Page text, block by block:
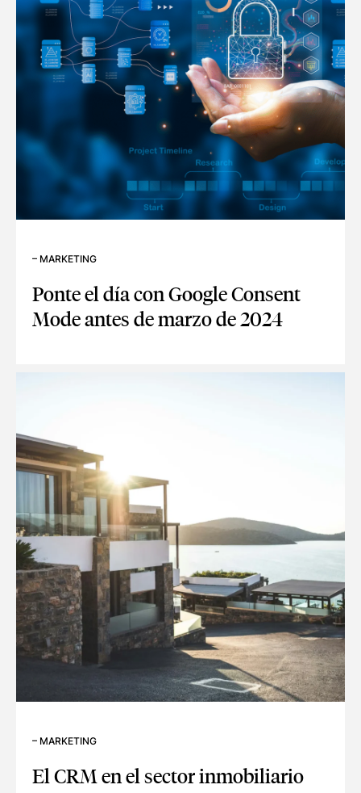
– MARKETING
Ponte el día con Google Consent
Mode antes de marzo de 2024
– MARKETING
El CRM en el sector inmobiliario